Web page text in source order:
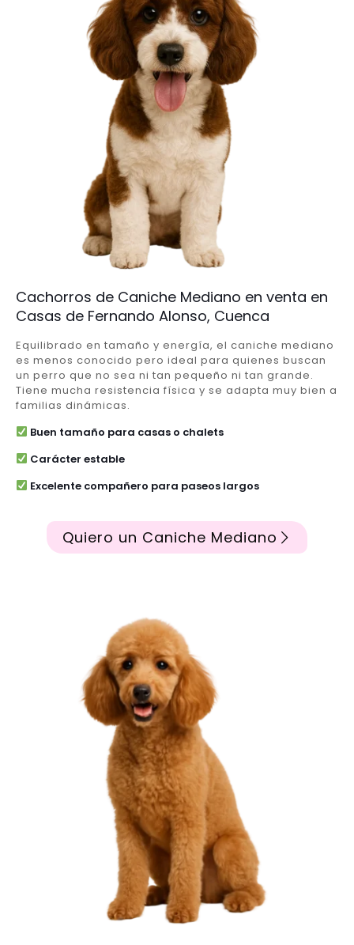
Cachorros de Caniche Mediano en venta en
Casas de Fernando Alonso, Cuenca
Equilibrado en tamaño y energía, el caniche mediano
es menos conocido pero ideal para quienes buscan
un perro que no sea ni tan pequeño ni tan grande.
Tiene mucha resistencia física y se adapta muy bien a
familias dinámicas.
Buen tamaño para casas o chalets
Carácter estable
Excelente compañero para paseos largos
Quiero un Caniche Mediano